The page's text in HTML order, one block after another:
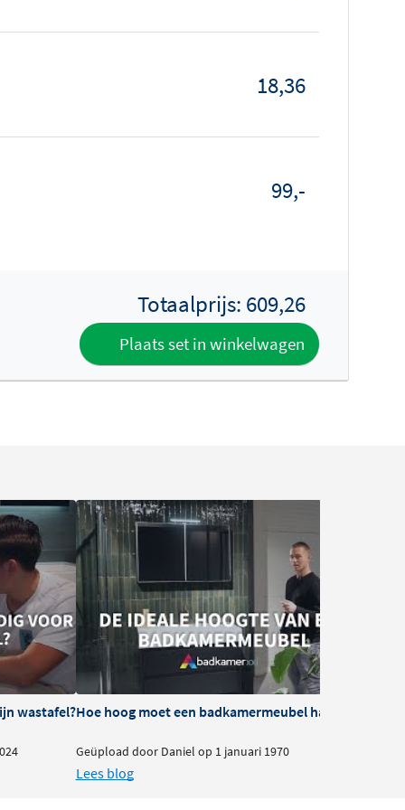
18,36
99,-
Totaalprijs: 609,26
Plaats set in winkelwagen
wastafel?Hoe hoog moet een badkamermeubel hangen?
Geüpload door Daniel op 1 januari 1970
Lees blog